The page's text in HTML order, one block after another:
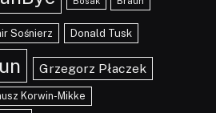
Sośnierz Donald Tusk
Grzegorz Płaczek
Korwin-Mikke